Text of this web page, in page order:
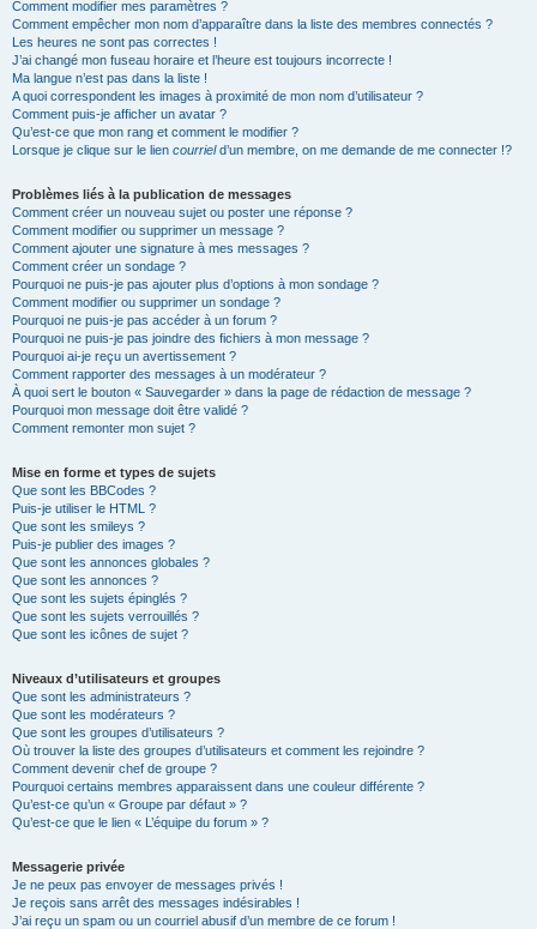
Comment modifier mes paramètres ?
Comment empêcher mon nom d’apparaître dans la liste des membres connectés ?
Les heures ne sont pas correctes !
J’ai changé mon fuseau horaire et l’heure est toujours incorrecte !
Ma langue n’est pas dans la liste !
A quoi correspondent les images à proximité de mon nom d’utilisateur ?
Comment puis-je afficher un avatar ?
Qu’est-ce que mon rang et comment le modifier ?
Lorsque je clique sur le lien courrield’un membre, on me demande de me connecter !?
Problèmes liés à la publication de messages
Comment créer un nouveau sujet ou poster une réponse ?
Comment modifier ou supprimer un message ?
Comment ajouter une signature à mes messages ?
Comment créer un sondage ?
Pourquoi ne puis-je pas ajouter plus d’options à mon sondage ?
Comment modifier ou supprimer un sondage ?
Pourquoi ne puis-je pas accéder à un forum ?
Pourquoi ne puis-je pas joindre des fichiers à mon message ?
Pourquoi ai-je reçu un avertissement ?
Comment rapporter des messages à un modérateur ?
À quoi sert le bouton « Sauvegarder » dans la page de rédaction de message ?
Pourquoi mon message doit être validé ?
Comment remonter mon sujet ?
Mise en forme et types de sujets
Que sont les BBCodes ?
Puis-je utiliser le HTML ?
Que sont les smileys ?
Puis-je publier des images ?
Que sont les annonces globales ?
Que sont les annonces ?
Que sont les sujets épinglés ?
Que sont les sujets verrouillés ?
Que sont les icônes de sujet ?
Niveaux d’utilisateurs et groupes
Que sont les administrateurs ?
Que sont les modérateurs ?
Que sont les groupes d’utilisateurs ?
Où trouver la liste des groupes d’utilisateurs et comment les rejoindre ?
Comment devenir chef de groupe ?
Pourquoi certains membres apparaissent dans une couleur différente ?
Qu’est-ce qu’un « Groupe par défaut » ?
Qu’est-ce que le lien « L’équipe du forum » ?
Messagerie privée
Je ne peux pas envoyer de messages privés !
Je reçois sans arrêt des messages indésirables !
J’ai reçu un spam ou un courriel abusif d’un membre de ce forum !